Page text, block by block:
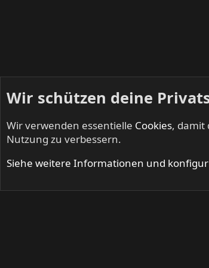
Startseite Mitglieder
Wir schützen deine
Wir verwenden essentielle Cookies, damit
Nutzung zu verbessern.
Siehe weitere Informationen und